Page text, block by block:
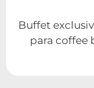
Buffet
para coffee